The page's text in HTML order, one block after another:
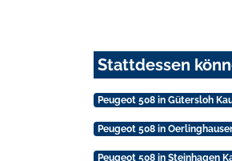
Stattdessen
Peugeot 508 in Gütersloh
Peugeot 508 in
Peugeot 508 in Steinhagen